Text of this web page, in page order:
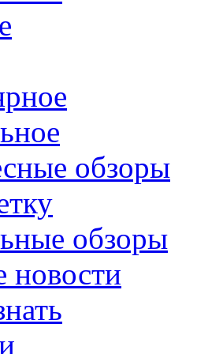
обзоры
обзоры
новости